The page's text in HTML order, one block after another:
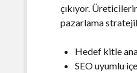
çıkıyor.
pazarlama
Hedef kitle
SEO uyumlu